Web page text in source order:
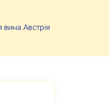
вина Австрія